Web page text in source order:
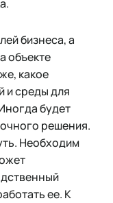
бизнеса, а
объекте
какое
и среды для
будет
решения.
Необходим
ее. К